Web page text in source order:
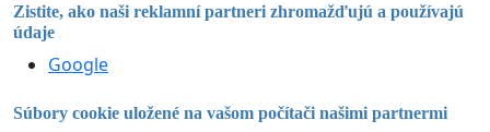
Zistite, ako naši reklamní partneri zhromažďujú a používajú
údaje
Google
Súbory cookie uložené na vašom počítači našimi partnermi